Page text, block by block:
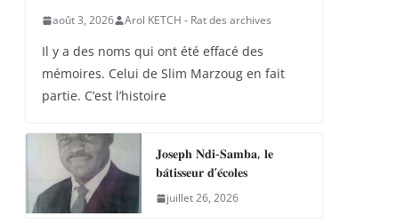
août 3, 2026 Arol KETCH - Rat des archives
Il y a des noms qui ont été effacé des
mémoires. Celui de Slim Marzoug en fait
partie. C’est l’histoire
𝐉𝐨𝐬𝐞𝐩𝐡 𝐍𝐝𝐢-𝐒𝐚𝐦𝐛𝐚, 𝐥𝐞
𝐛𝐚̂𝐭𝐢𝐬𝐬𝐞𝐮𝐫 𝐝’𝐞́𝐜𝐨𝐥𝐞𝐬
juillet 26, 2026